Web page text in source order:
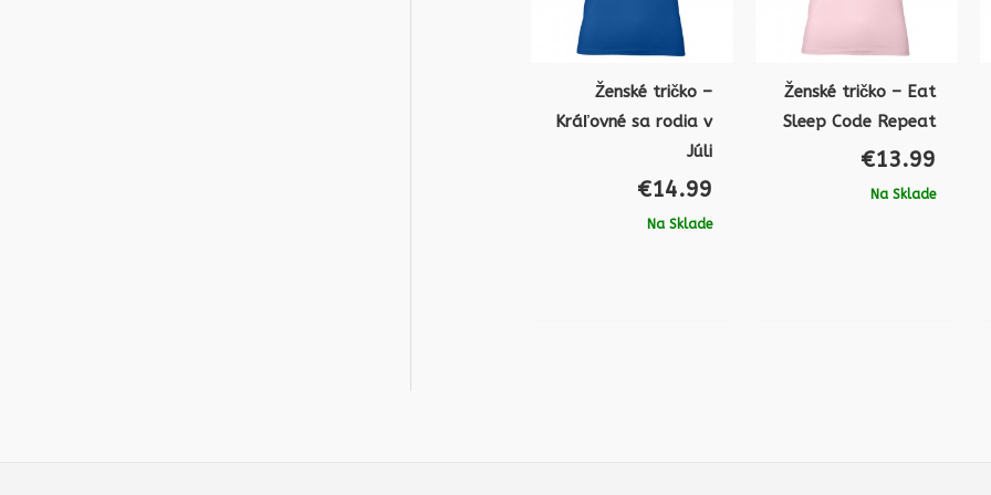
Ženské tričko –
Kráľovné sa rodia v
Júli
€14.99
Na Sklade
Ženské tričko – Eat
Sleep Code Repeat
€13.99
Na Sklade